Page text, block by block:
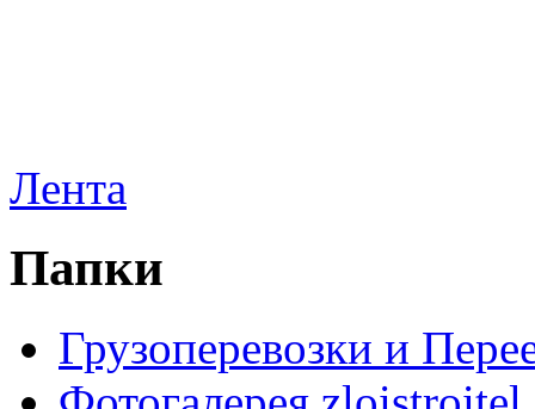
Лента
Папки
Грузоперевозки и